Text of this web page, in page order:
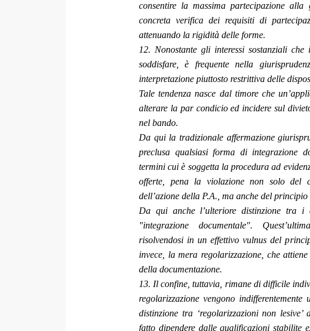
consentire la massima partecipazione
concreta verifica dei requisiti di
attenuando la rigidità delle forme.
12. Nonostante gli interessi sostanziali
soddisfare, è frequente nella
interpretazione piuttosto restrittiva delle
Tale tendenza nasce dal timore che
alterare la par condicio ed incidere sul
nel bando.
Da qui la tradizionale affermazione
preclusa qualsiasi forma di integrazione
termini cui è soggetta la procedura ad
offerte, pena la violazione non solo del
dell’azione della P.A., ma anche del
Da qui anche l’ulteriore distinzione tra i
"integrazione documentale".
risolvendosi in un effettivo vulnus del
invece, la mera regolarizzazione, che
della documentazione.
13. Il confine, tuttavia, rimane di difficile
regolarizzazione vengono
distinzione tra ‘regolarizzazioni non
fatto dipendere dalle qualificazioni stabilite